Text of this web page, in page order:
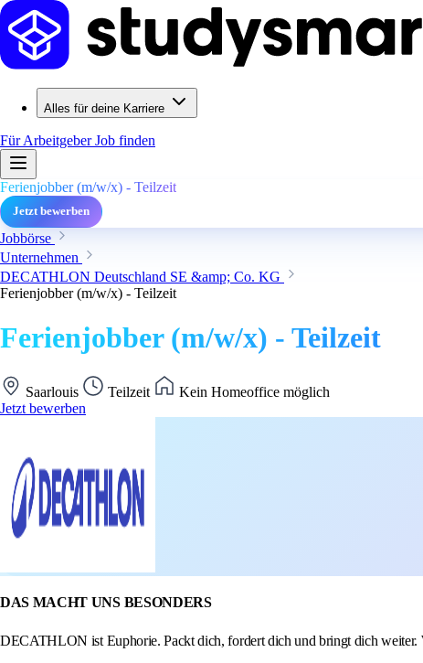
Alles für deine Karriere
Für ArbeitgeberJob finden
Ferienjobber (m/w/x) - Teilzeit
Jetzt bewerben
Jobbörse
Unternehmen
DECATHLON Deutschland SE &amp; Co. KG
Ferienjobber (m/w/x) - Teilzeit
Ferienjobber (m/w/x) - Teilzeit
Saarlouis Teilzeit
Kein Homeoffice möglich
Jetzt bewerben
DAS MACHT UNS BESONDERS
DECATHLON ist Euphorie. Packt dich, fordert dich und bringt dich weiter.